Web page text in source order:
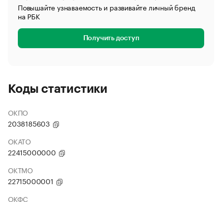
Повышайте узнаваемость и развивайте личный бренд
на РБК
Получить доступ
Коды статистики
ОКПО
2038185603
ОКАТО
22415000000
ОКТМО
22715000001
ОКФС